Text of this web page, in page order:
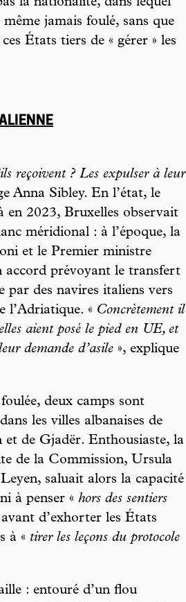
même jamais foulé, sans que
États tiers de « gérer » les
reçoivent ? Les expulser à leur
Anna Sibley. En l’état, le
en 2023, Bruxelles observait
méridional : à l’époque, la
et le Premier ministre
accord prévoyant le transfert
par des navires italiens vers
l’Adriatique. « Concrètement il
aient posé le pied en UE, et
demande d’asile », explique
deux camps sont
les villes albanaises de
et de Gjadër. Enthousiaste, la
de la Commission, Ursula
saluait alors la capacité
à penser « hors des sentiers
avant d’exhorter les États
à « tirer les leçons du protocole
: entouré d’un flou